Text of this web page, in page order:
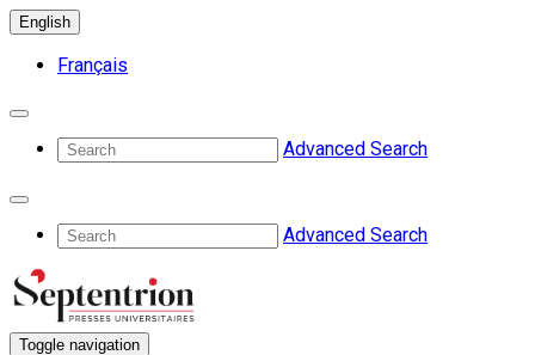
English
Français
Advanced Search
Advanced Search
Toggle navigation